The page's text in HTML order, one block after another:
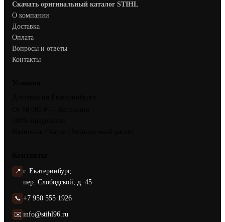
Скачать оригинальный каталог STIHL
О компании
Доставка
Оплата
Вопросы и ответы
Контакты
📍 г. Екатеринбург,
пер. Слободской, д. 45
📞 +7 950 555 1926
✉️ info@stihl96.ru